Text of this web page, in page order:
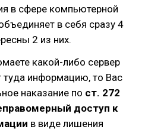
в сфере компьютерной
в себя сразу 4
2 из них.
какой-либо сервер
туда информацию, то Вас
наказание по ст. 272
доступ к
в виде лишения